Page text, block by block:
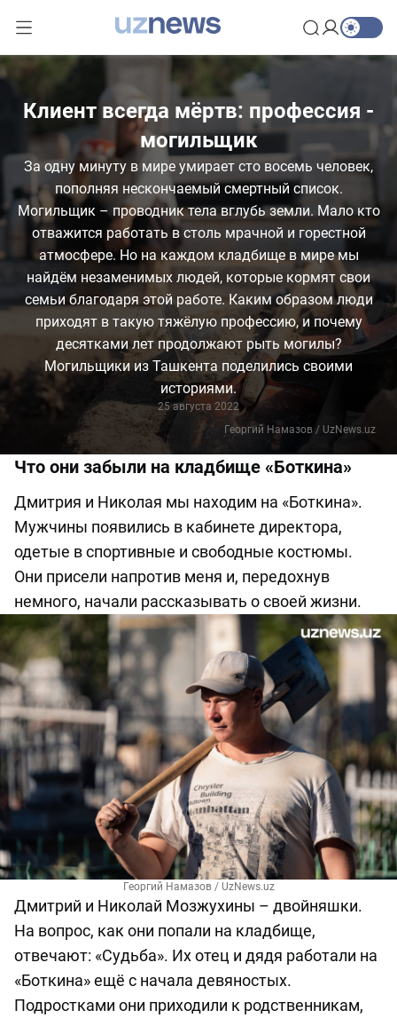
Клиент всегда мёртв: профессия -
могильщик
За одну минуту в мире умирает сто восемь человек,
пополняя нескончаемый смертный список.
Могильщик – проводник тела вглубь земли. Мало кто
отважится работать в столь мрачной и горестной
атмосфере. Но на каждом кладбище в мире мы
найдём незаменимых людей, которые кормят свои
семьи благодаря этой работе. Каким образом люди
приходят в такую тяжёлую профессию, и почему
десятками лет продолжают рыть могилы?
Могильщики из Ташкента поделились своими
историями.
25 августа 2022
Георгий Намазов / UzNews.uz
Что они забыли на кладбище «Боткина»
Дмитрия и Николая мы находим на «Боткина».
Мужчины появились в кабинете директора,
одетые в спортивные и свободные костюмы.
Они присели напротив меня и, передохнув
немного, начали рассказывать о своей жизни.
Георгий Намазов / UzNews.uz
Дмитрий и Николай Мозжухины – двойняшки.
На вопрос, как они попали на кладбище,
отвечают: «Судьба». Их отец и дядя работали на
«Боткина» ещё с начала девяностых.
Подростками они приходили к родственникам,